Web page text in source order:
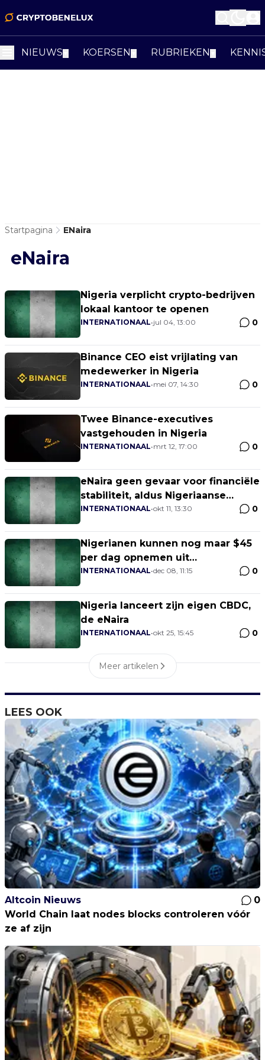
NIEUWS KOERSEN RUBRIEKEN
Startpagina ENaira
eNaira
Nigeria verplicht crypto-bedrijven
lokaal kantoor te openen
INTERNATIONAAL•jul 04, 13:00 0
Binance CEO eist vrijlating van
medewerker in Nigeria
INTERNATIONAAL•mei 07, 14:30 0
Twee Binance-executives
vastgehouden in Nigeria
INTERNATIONAAL•mrt 12, 17:00 0
eNaira geen gevaar voor financiële
stabiliteit, aldus Nigeriaanse
centrale bank
INTERNATIONAAL•okt 11, 13:30 0
Nigerianen kunnen nog maar $45
per dag opnemen uit
geldautomaten
INTERNATIONAAL•dec 08, 11:15 0
Nigeria lanceert zijn eigen CBDC,
de eNaira
INTERNATIONAAL•okt 25, 15:45 0
Meer artikelen
LEES OOK
Altcoin Nieuws
0
World Chain laat nodes blocks controleren vóór
ze af zijn